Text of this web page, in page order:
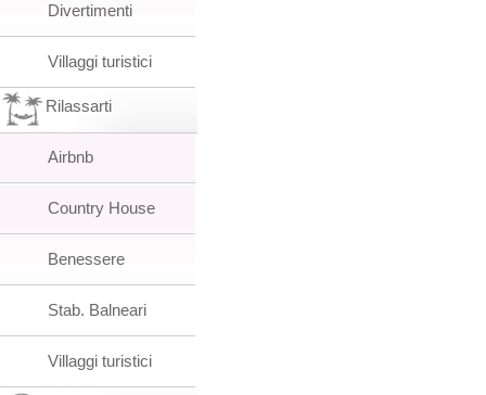
Divertimenti
Villaggi turistici
Rilassarti
Airbnb
Country House
Benessere
Stab. Balneari
Villaggi turistici